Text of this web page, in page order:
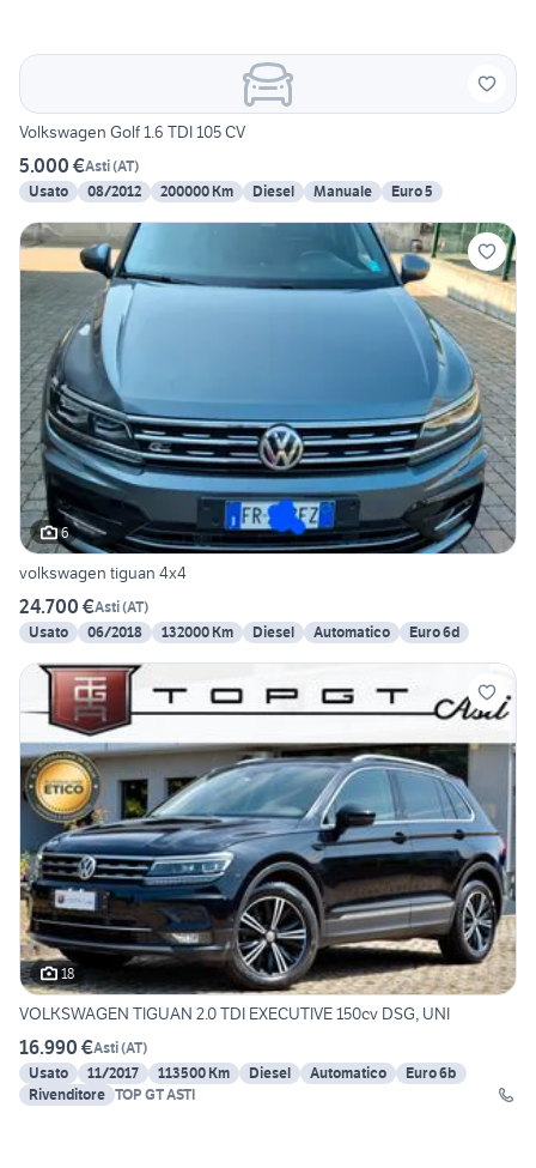
Volkswagen Golf 1.6 TDI 105 CV
5.000 €Asti(AT)
Usato
08/2012 200000 Km Diesel Manuale Euro 5
6
volkswagen tiguan 4x4
24.700 €Asti(AT)
Usato
06/2018 132000 Km Diesel Automatico Euro 6d
18
VOLKSWAGEN TIGUAN 2.0 TDI EXECUTIVE 150cv DSG, UNI
16.990 €Asti(AT)
Usato
11/2017 113500 Km Diesel Automatico
Euro 6b
Rivenditore TOP GT ASTI